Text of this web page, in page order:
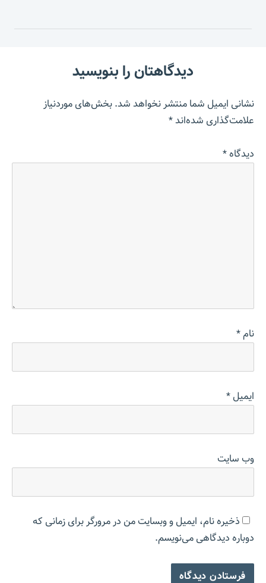
دیدگاهتان را بنویسید
نشانی ایمیل شما منتشر نخواهد شد.بخش‌های موردنیاز
علامت‌گذاری شده‌اند*
دیدگاه*
نام*
ایمیل*
وب‌ سایت
ذخیره نام، ایمیل و وبسایت من در مرورگر برای زمانی که
دوباره دیدگاهی می‌نویسم.